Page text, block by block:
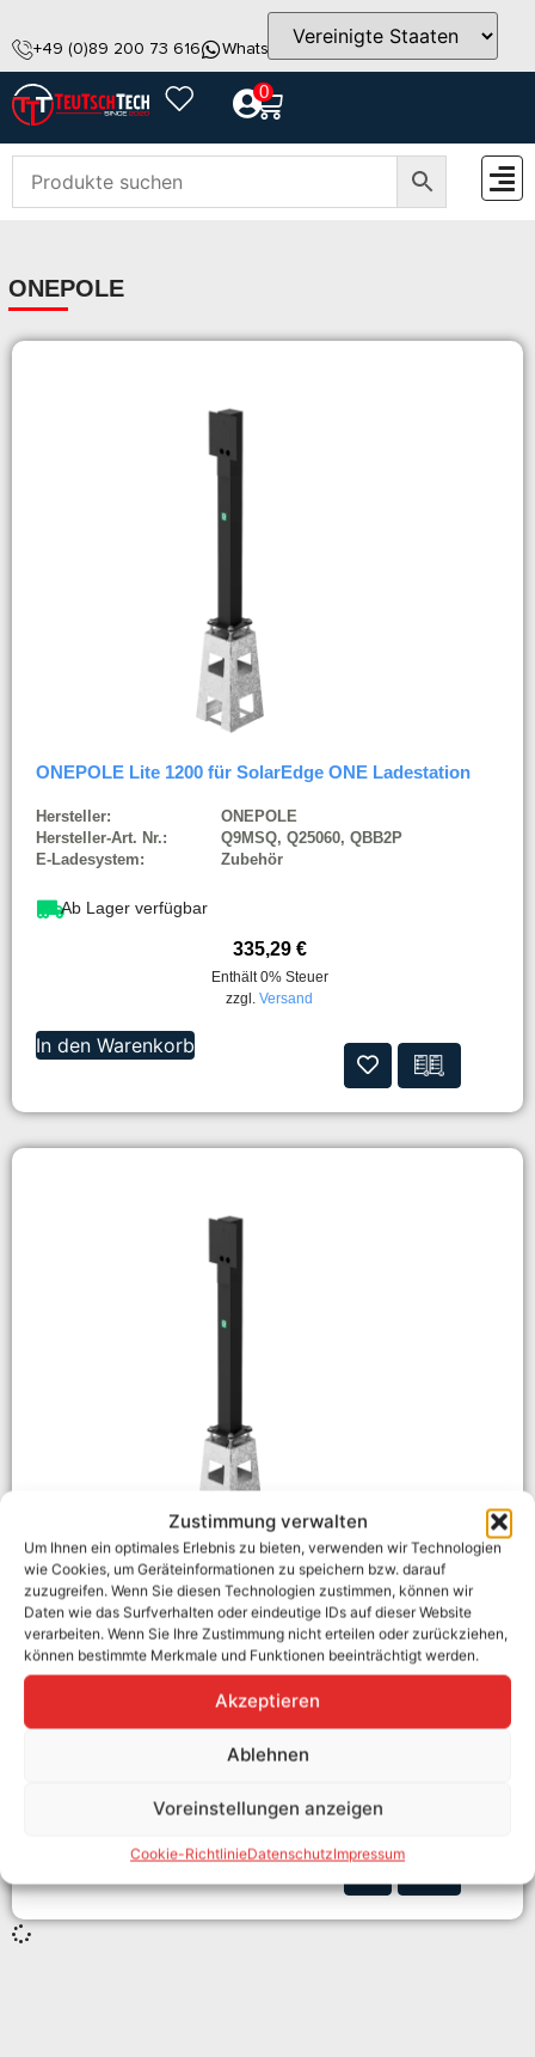
Zustimmung verwalten
Um Ihnen ein optimales Erlebnis zu bieten, verwenden wir Technologien
wie Cookies, um Geräteinformationen zu speichern bzw. darauf
zuzugreifen. Wenn Sie diesen Technologien zustimmen, können wir
Daten wie das Surfverhalten oder eindeutige IDs auf dieser Website
verarbeiten. Wenn Sie Ihre Zustimmung nicht erteilen oder zurückziehen,
können bestimmte Merkmale und Funktionen beeinträchtigt werden.
Akzeptieren
Ablehnen
Voreinstellungen anzeigen
Cookie-RichtlinieDatenschutzImpressum
+49 (0)89 200 73 616 WhatsApp info@teutschtech.com
0
ONEPOLE
ONEPOLE Lite 1200 für SolarEdge ONE Ladestation
Hersteller:
ONEPOLE
Hersteller-Art. Nr.:
Q9MSQ, Q25060, QBB2P
E-Ladesystem:
Zubehör
Ab Lager verfügbar
335,29 €
Enthält 0% Steuer
zzgl. Versand
In den Warenkorb
ONEPOLE Pro 1500 für SolarEdge ONE Ladestation
Hersteller:
ONEPOLE
Hersteller-Art. Nr.:
Q9MSL-2, Q25060,
QBB2P
479,00€
zzgl.Versand
In den Warenkorb